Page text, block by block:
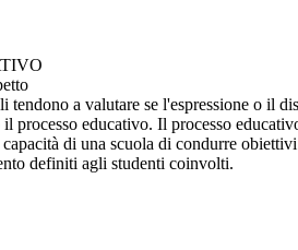
tendono a valutare se l'espressione o il
processo educativo. Il processo
di una scuola di condurre
definiti agli studenti coinvolti.